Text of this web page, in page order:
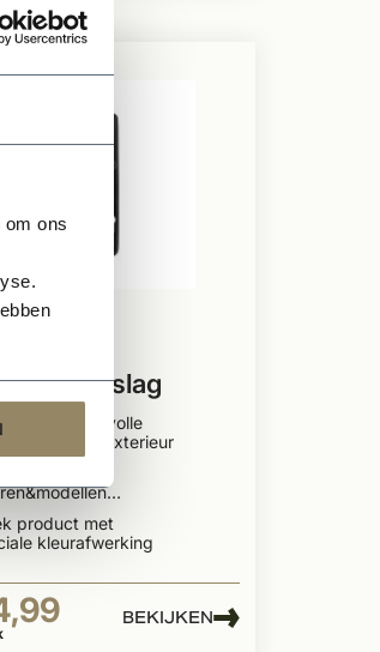
ons
Bol +
voor smaakvolle
in uw in/exterieur
product met
kleurafwerking
BEKIJKEN